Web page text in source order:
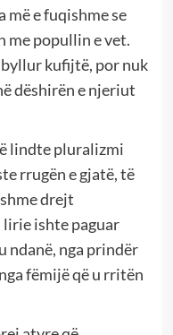
më e fuqishme se
me popullin e vet.
kufijtë, por nuk
dëshirën e njeriut
lindte pluralizmi
rrugën e gjatë, të
drejt
lirie ishte paguar
ndanë, nga prindër
fëmijë që u rritën